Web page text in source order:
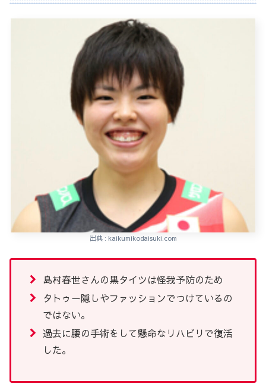
出典 : kaikumikodaisuki.com
島村春世さんの黒タイツは怪我予防のため
タトゥー隠しやファッションでつけているの
ではない。
過去に腰の手術をして懸命なリハビリで復活
した。